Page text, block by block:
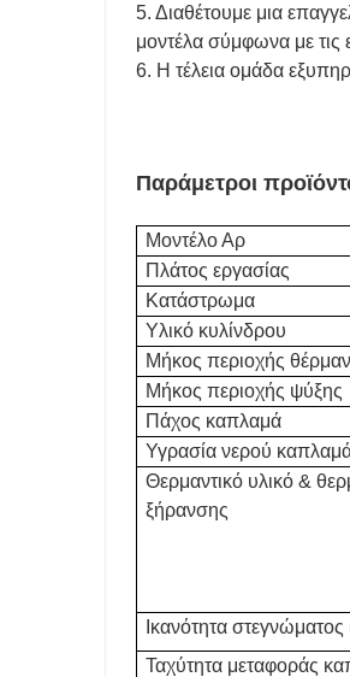
5. Διαθέτουμε μια
μοντέλα σύμφωνα με τις
6. Η τέλεια ομάδα
Παράμετροι
Μοντέλο Αρ
Πλάτος εργασίας
Κατάστρωμα
Υλικό κυλίνδρου
Μήκος περιοχής
Μήκος περιοχής ψύξης
Πάχος καπλαμά
Υγρασία νερού
Θερμαντικό υλικό &
ξήρανσης
Ικανότητα
Ταχύτητα μεταφοράς